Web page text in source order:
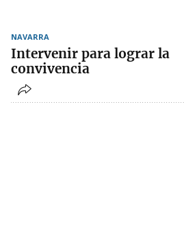
NAVARRA
Intervenir para lograr la
convivencia